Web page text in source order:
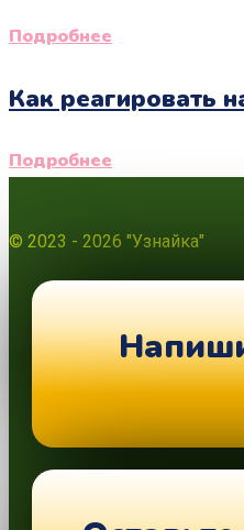
Подробнее
Как реагировать
Подробнее
© 2023 - 2026 "Узнайка"